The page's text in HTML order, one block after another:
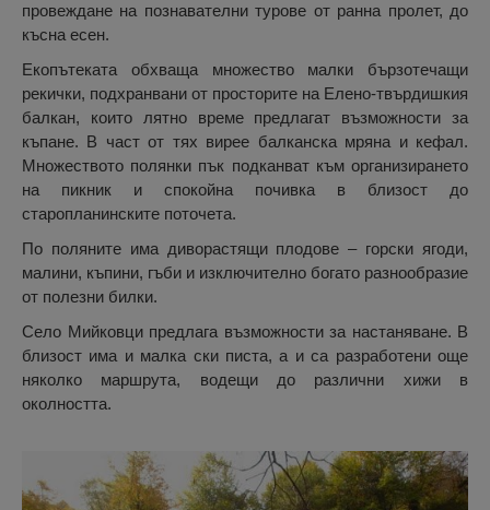
провеждане на познавателни турове от ранна пролет, до
късна есен.
Екопътеката обхваща множество малки бързотечащи
рекички, подхранвани от просторите на Елено-твърдишкия
балкан, които лятно време предлагат възможности за
къпане. В част от тях вирее балканска мряна и кефал.
Множеството полянки пък подканват към организирането
на пикник и спокойна почивка в близост до
старопланинските поточета.
По поляните има диворастящи плодове – горски ягоди,
малини, къпини, гъби и изключително богато разнообразие
от полезни билки.
Село Мийковци предлага възможности за настаняване. В
близост има и малка ски писта, а и са разработени още
няколко маршрута, водещи до различни хижи в
околността.